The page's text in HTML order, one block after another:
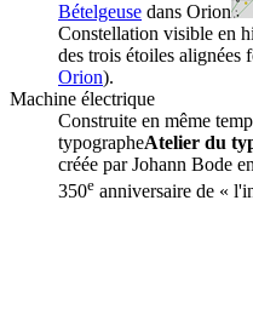
Bételgeuse dans Orion
Constellation visible en
des trois étoiles alignées
Orion).
Machine électrique
Construite en même
typographeAtelier du
créée par Johann Bode
350e anniversaire de «